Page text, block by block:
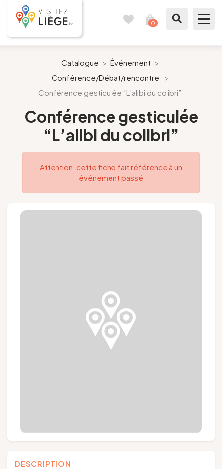
0
Comme un Liégeois
Préparer mon séjour
Nos suggestions
Pays de Liège
Presse
Catalogue > Événement >
Conférence/Débat/rencontre
>
Conférence gesticulée “L’alibi du colibri”
Conférence gesticulée
“L’alibi du colibri”
Attention, cette fiche fait référence à un
événement passé
DESCRIPTION